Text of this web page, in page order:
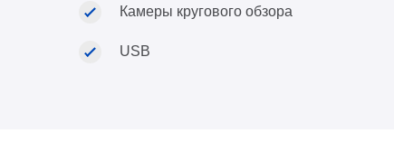
Камеры кругового обзора
USB